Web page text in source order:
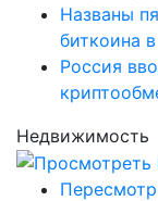
Названы
биткоина
Россия
Недвижимость